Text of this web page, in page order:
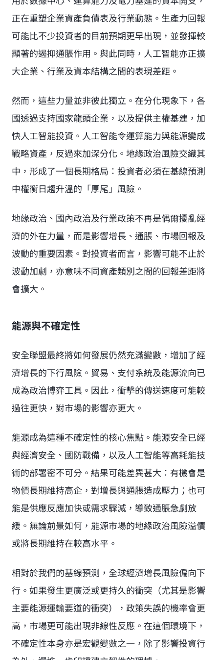
正在重塑企業資產負債表及行業動態。生產力回報
可能比不少投資者的目前預期更早出現，並發揮較
顯著的遏抑通脹作用。與此同時，人工智能亦正擴
大企業、行業及資本結構之間的表現差距。
然而，這些力量並非彼此獨立。在分化現象下，各
國透過支持國家龍頭企業，以及提供主權基建，加
快人工智能投資。人工智能令運算能力與能源變成
戰略資產，反過來加深分化。地緣政治風險交織其
中，形成了一個長期格局：投資者必須在基線預測
中權衡日趨升溫的「厚尾」風險。
地緣政治、國內政治及行業政策不再是偶爾擾亂經
濟的外在力量，而是影響增長、通脹、市場回報及
波動的重要因素。對投資者而言，影響可能不止於
波動加劇，亦意味不同資產類別之間的回報差距將
會擴大。
能源與不確定性
安全聯盟最終將如何發展仍然充滿變數，增加了經
濟增長的下行風險。貿易、支付系統及能源流向已
成為政治博弈工具。因此，衝擊的傳送速度可能較
過往更快，對市場的影響亦更大。
能源成為這種不確定性的核心焦點。能源安全已經
與經濟安全、國防戰備，以及人工智能等高耗能技
術的部署密不可分。結果可能差異甚大：有機會是
物價長期維持高企，對增長與通脹造成壓力；也可
能是供應反應加快或需求驟減，導致通脹急劇放
緩。無論前景如何，能源市場的地緣政治風險溢價
或將長期維持在較高水平。
相對於我們的基線預測，全球經濟增長風險偏向下
行。如果發生更廣泛或更持久的衝突（尤其是影響
主要能源運輸要道的衝突），政策失誤的機率會更
高，市場更可能出現非線性反應。在這個環境下，
不確定性本身亦是宏觀變數之一，除了影響投資行